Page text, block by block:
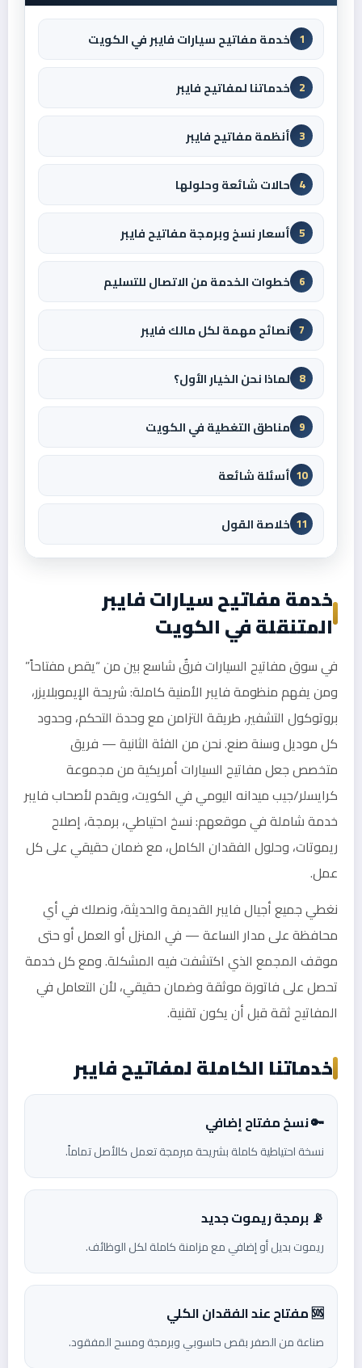
1 خدمة مفاتيح سيارات فايبر في الكويت
2 خدماتنا لمفاتيح فايبر
3 أنظمة مفاتيح فايبر
4 حالات شائعة وحلولها
5 أسعار نسخ وبرمجة مفاتيح فايبر
6 خطوات الخدمة من الاتصال للتسليم
7 نصائح مهمة لكل مالك فايبر
8 لماذا نحن الخيار الأول؟
9 مناطق التغطية في الكويت
10 أسئلة شائعة
11 خلاصة القول
خدمة مفاتيح سيارات فايبر
المتنقلة في الكويت
في سوق مفاتيح السيارات فرقٌ شاسع بين من “يقص مفتاحاً”
ومن يفهم منظومة فايبر الأمنية كاملة: شريحة الإيموبلايزر،
بروتوكول التشفير، طريقة التزامن مع وحدة التحكم، وحدود
كل موديل وسنة صنع. نحن من الفئة الثانية — فريق
متخصص جعل مفاتيح السيارات أمريكية من مجموعة
كرايسلر/جيب ميدانه اليومي في الكويت، ويقدم لأصحاب فايبر
خدمة شاملة في موقعهم: نسخ احتياطي، برمجة، إصلاح
ريموتات، وحلول الفقدان الكامل، مع ضمان حقيقي على كل
عمل.
نغطي جميع أجيال فايبر القديمة والحديثة، ونصلك في أي
محافظة على مدار الساعة — في المنزل أو العمل أو حتى
موقف المجمع الذي اكتشفت فيه المشكلة. ومع كل خدمة
تحصل على فاتورة موثقة وضمان حقيقي، لأن التعامل في
المفاتيح ثقة قبل أن يكون تقنية.
خدماتنا الكاملة لمفاتيح فايبر
🔑 نسخ مفتاح إضافي
نسخة احتياطية كاملة بشريحة مبرمجة تعمل كالأصل تماماً.
📡 برمجة ريموت جديد
ريموت بديل أو إضافي مع مزامنة كاملة لكل الوظائف.
🆘 مفتاح عند الفقدان الكلي
صناعة من الصفر بقص حاسوبي وبرمجة ومسح المفقود.